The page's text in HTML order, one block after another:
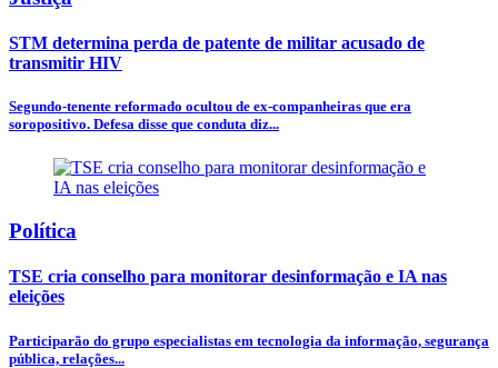
STM determina perda de patente de militar acusado de
transmitir HIV
Segundo-tenente reformado ocultou de ex-companheiras que era
soropositivo. Defesa disse que conduta diz...
Política
TSE cria conselho para monitorar desinformação e IA nas
eleições
Participarão do grupo especialistas em tecnologia da informação, segurança
pública, relações...